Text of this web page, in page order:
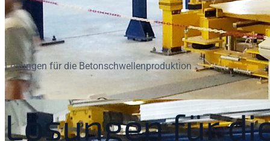
Lösungen für die Betonschwellenproduktion
Lösungen für